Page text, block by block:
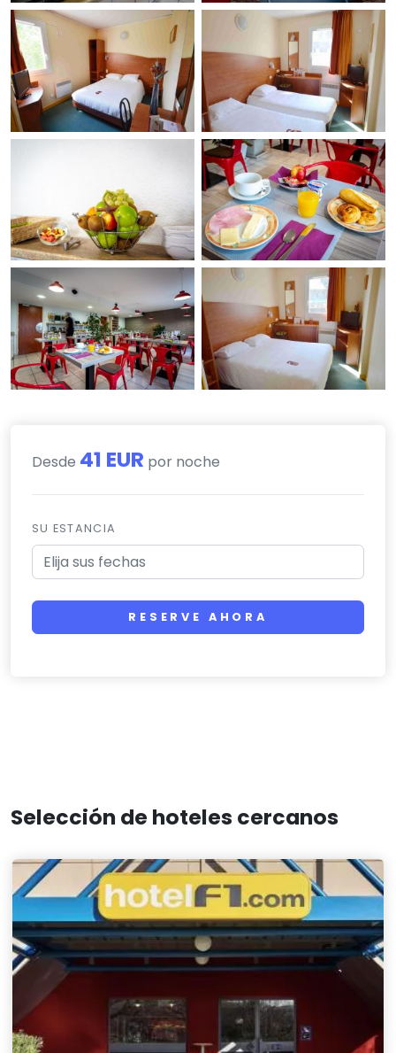
Desde 41 EUR por noche
SU ESTANCIA
RESERVE AHORA
Selección de hoteles cercanos